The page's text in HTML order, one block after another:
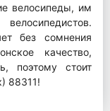
велосипеды, им
без сомнения
качество,
поэтому стоит
88311!